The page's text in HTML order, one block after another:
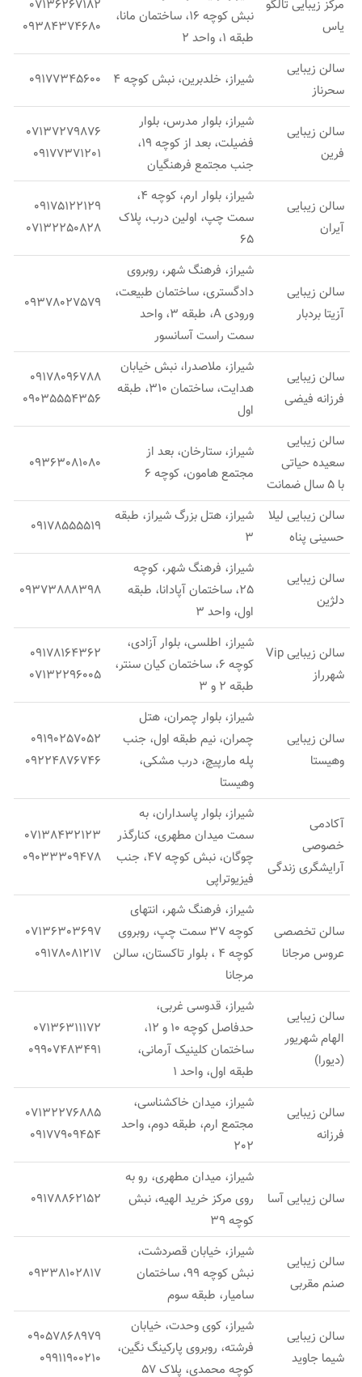
مرکز زیبایی تالگو
یاس
نبش کوچه 16، ساختمان مانا،
طبقه 1، واحد 2
07136267182
09384374680
سالن زیبایی
سحرناز
شیراز، خلدبرین، نبش کوچه 4 09177345600​
سالن زیبایی
فرین
شیراز، بلوار مدرس، بلوار
فضیلت، بعد از کوچه 19،
جنب مجتمع فرهنگیان
07137279876
09177371201
سالن زیبایی
آیران
شیراز، بلوار ارم، کوچه 4،
سمت چپ، اولین درب، پلاک
65
09175122129
07132250828
سالن زیبایی
آزیتا بردبار
شیراز، فرهنگ شهر، روبروی
دادگستری، ساختمان طبیعت،
ورودی A، طبقه 3، واحد
سمت راست آسانسور
09378027579
سالن زیبایی
فرزانه فیضی
شیراز، ملاصدرا، نبش خیابان
هدایت، ساختمان 310، طبقه
اول
09178096788
09035554356
سالن زیبایی
سعیده حیاتی
با 5 سال ضمانت
شیراز، ستارخان، بعد از
مجتمع هامون، كوچه 6
09363081080
سالن زیبایی لیلا
حسینی پناه
شیراز، هتل بزرگ شیراز، طبقه
3
09178555519
سالن زیبایی
دلژین
شیراز، فرهنگ شهر، کوچه
25، ساختمان آپادانا، طبقه
اول، واحد 3
09373888398
سالن زیبایی Vip
شهرراز
شیراز، اطلسی، بلوار آزادی،
کوچه 6، ساختمان کیان سنتر،
طبقه 2 و 3
09178164362
07132296005
سالن زیبایی
وهیستا
شیراز، بلوار چمران، هتل
چمران، نیم طبقه اول، جنب
پله مارپیچ، درب مشکی،
وهیستا
09190257052
09224876746
آکادمی
خصوصی
آرایشگری زندگی
شیراز، بلوار پاسداران، به
سمت میدان مطهری، کنارگذر
چوگان، نبش کوچه 47، جنب
فیزیوتراپی
07138432123
09033309478
سالن تخصصی
عروس مرجانا
شیراز، فرهنگ شهر، انتهای
کوچه 37 سمت چپ، روبروی
کوچه 4 ، بلوار تاکستان، سالن
مرجانا
07136303697
09178081217
سالن زیبایی
الهام شهریور
(دیورا)
شیراز، قدوسی غربی،
حدفاصل کوچه 10 و 12،
ساختمان کلینیک آرمانی،
طبقه اول، واحد 1
07136311172
09907483491
سالن زیبایی
فرزانه
شیراز، میدان خاکشناسی،
مجتمع ارم، طبقه دوم، واحد
202
07132276885
09177909454
سالن زیبایی آسا
شیراز، میدان مطهری، رو به
روی مرکز خرید الهیه، نبش
کوچه 39
09178862152
سالن زیبایی
صنم مقربی
شیراز، خیابان قصردشت،
نبش کوچه 99، ساختمان
سامیار، طبقه سوم
09338102817
سالن زیبایی
شیما جاوید
شیراز، کوی وحدت، خیابان
فرشته، روبروی پارکینگ نگین،
کوچه محمدی، پلاک 57
09057868979
09911900210